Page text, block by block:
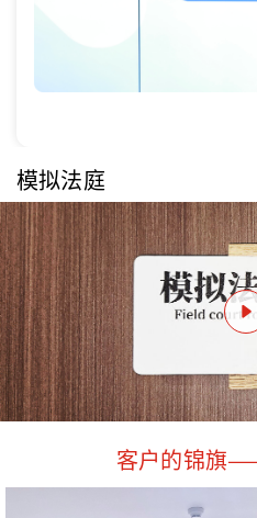
模拟法庭
客户的锦旗